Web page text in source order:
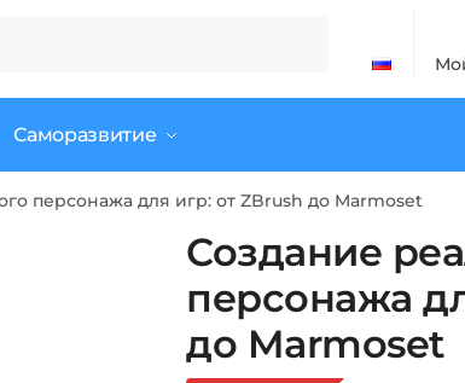
Саморазвитие
персонажа для игр: от ZBrush до Marmoset
Создание
персонажа
до Marmoset